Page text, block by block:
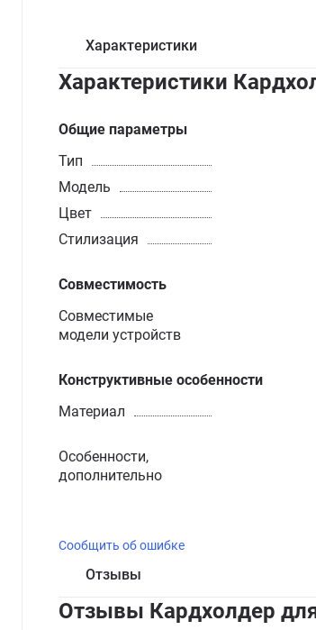
Характеристики
Характеристики
Общие параметры
Тип
Модель
Цвет
Стилизация
Совместимость
Совместимые
модели устройств
Конструктивные особенности
Материал
Особенности,
дополнительно
Сообщить об ошибке
Отзывы
Отзывы Кардхолдер